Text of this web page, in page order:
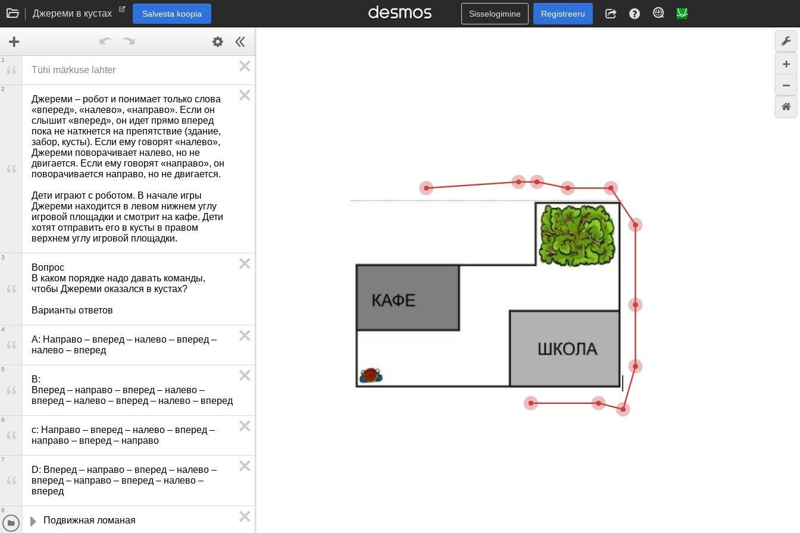
Джереми в кустах Salvesta koopia Sisselogimine Registreeru
1
Джереми – робот и понимает только слова
«вперед», «налево», «направо». Если он
слышит «вперед», он идет прямо вперед
пока не наткнется на препятствие (здание,
забор, кусты). Если ему говорят «налево»,
Джереми поворачивает налево, но не
двигается. Если ему говорят «направо», он
поворачивается направо, но не двигается.
Дети играют с роботом. В начале игры
Джереми находится в левом нижнем углу
игровой площадки и смотрит на кафе. Дети
хотят отправить его в кусты в правом
верхнем углу игровой площадки.
2
Вопрос
В каком порядке надо давать команды,
чтобы Джереми оказался в кустах?
Варианты ответов
3
A: Направо – вперед – налево – вперед –
налево – вперед
4
B:
Вперед – направо – вперед – налево –
вперед – налево – вперед – налево – вперед
5
c: Направо – вперед – налево – вперед –
направо – вперед – направо
6
D: Вперед – направо – вперед – налево –
вперед – направо – вперед – налево –
вперед
7
Подвижная ломаная
8